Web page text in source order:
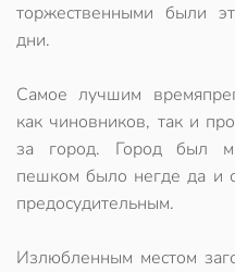
торжественными были
дни.
Самое лучшим
как чиновников, так и
за город. Город был
пешком было негде да и
предосудительным.
Излюбленным местом